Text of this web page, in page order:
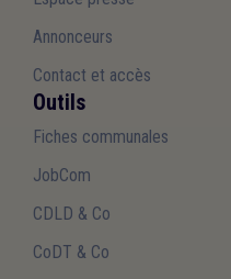
Annonceurs
Contact et accès
Outils
Fiches communales
JobCom
CDLD & Co
CoDT & Co